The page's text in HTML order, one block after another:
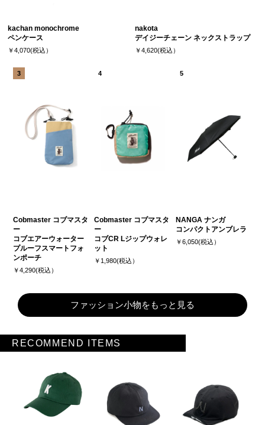
kachan monochrome
ペンケース
￥4,070(税込）
nakota
デイジーチェーン ネックストラップ
￥4,620(税込）
Cobmaster コブマスタ
ー
コブエアーウォーター
プルーフスマートフォ
ンポーチ
￥4,290(税込）
Cobmaster コブマスタ
ー
コブCR Lジップウォレ
ット
￥1,980(税込）
NANGA ナンガ
コンパクトアンブレラ
￥6,050(税込）
ファッション小物をもっと見る
RECOMMEND ITEMS